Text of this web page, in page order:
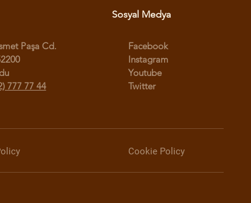
Paşa Cd.
777 77 44
Sosyal Medya
Facebook
Instagram
Youtube
Twitter
Cookie Policy